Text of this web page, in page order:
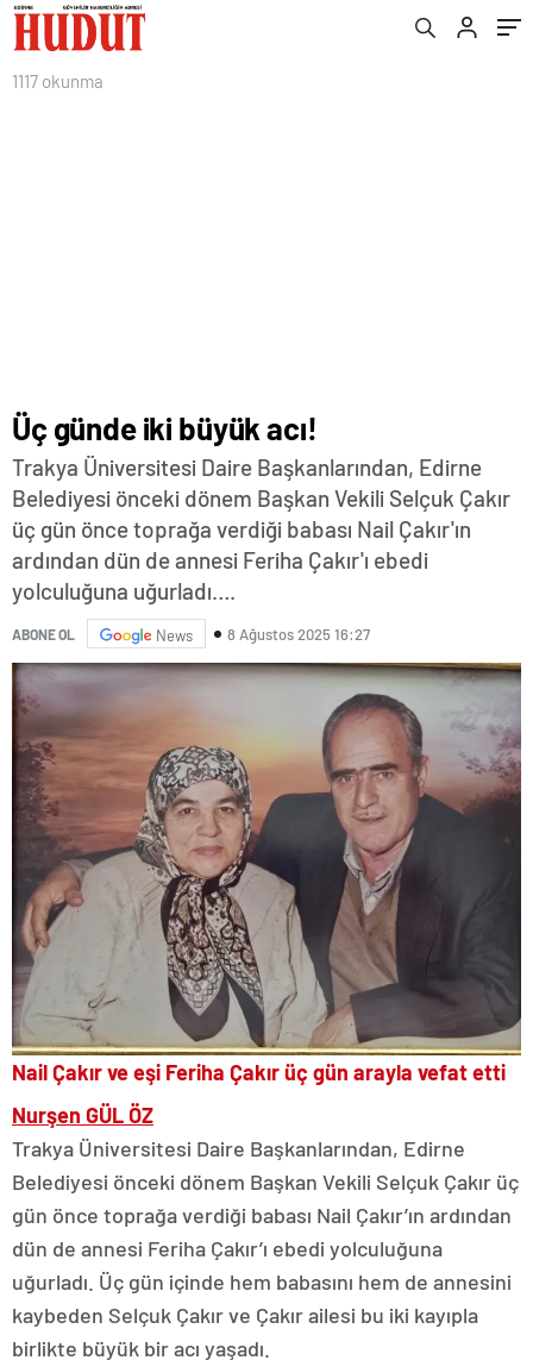
1117 okunma
Üç günde iki büyük acı!
Trakya Üniversitesi Daire Başkanlarından, Edirne
Belediyesi önceki dönem Başkan Vekili Selçuk Çakır
üç gün önce toprağa verdiği babası Nail Çakır'ın
ardından dün de annesi Feriha Çakır'ı ebedi
yolculuğuna uğurladı….
ABONE OL News 8 Ağustos 2025 16:27
Nail Çakır ve eşi Feriha Çakır üç gün arayla vefat etti
Nurşen GÜL ÖZ
Trakya Üniversitesi Daire Başkanlarından, Edirne
Belediyesi önceki dönem Başkan Vekili Selçuk Çakır üç
gün önce toprağa verdiği babası Nail Çakır’ın ardından
dün de annesi Feriha Çakır’ı ebedi yolculuğuna
uğurladı. Üç gün içinde hem babasını hem de annesini
kaybeden Selçuk Çakır ve Çakır ailesi bu iki kayıpla
birlikte büyük bir acı yaşadı.